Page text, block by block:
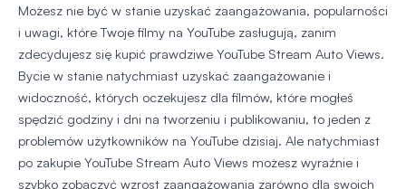
Możesz nie być w stanie uzyskać zaangażowania, popularności
i uwagi, które Twoje filmy na YouTube zasługują, zanim
zdecydujesz się kupić prawdziwe YouTube Stream Auto Views.
Bycie w stanie natychmiast uzyskać zaangażowanie i
widoczność, których oczekujesz dla filmów, które mogłeś
spędzić godziny i dni na tworzeniu i publikowaniu, to jeden z
problemów użytkowników na YouTube dzisiaj. Ale natychmiast
po zakupie YouTube Stream Auto Views możesz wyraźnie i
szybko zobaczyć wzrost zaangażowania zarówno dla swoich